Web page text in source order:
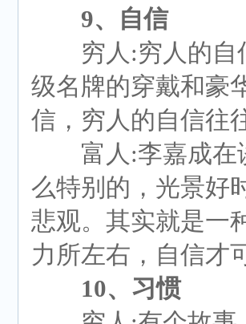
9、自信
穷人:穷人的自
级名牌的穿戴和豪
信，穷人的自信往
富人:李嘉成在
么特别的，光景好
悲观。其实就是一
力所左右，自信才
10、习惯